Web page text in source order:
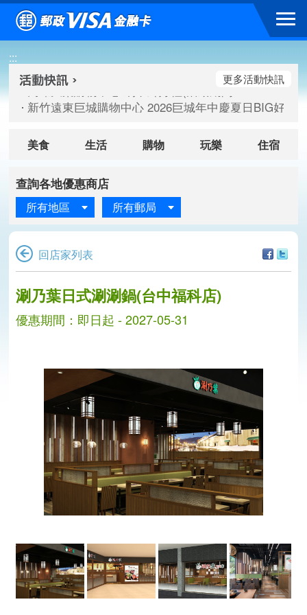
跳到主要內容區塊
:::
高雄大樂購物中心 刷卡郵好禮(活動期間：115/08/07-
臺北三創生活 有點東西第2波 刷卡郵好禮(活動期間：
高雄大樂購物中心 刷卡郵好禮(活動期間：115/08/07-
新竹遠東巨城購物中心 2026巨城年中慶夏日BIG好刷(
更多活動快訊
美食 生活 購物 玩樂 住宿
查詢各地優惠商店
所有地區 所有郵局
回店家列表
分分
涮乃葉日式涮涮鍋(台中福科店)
優惠期間：即日起 - 2027-05-31